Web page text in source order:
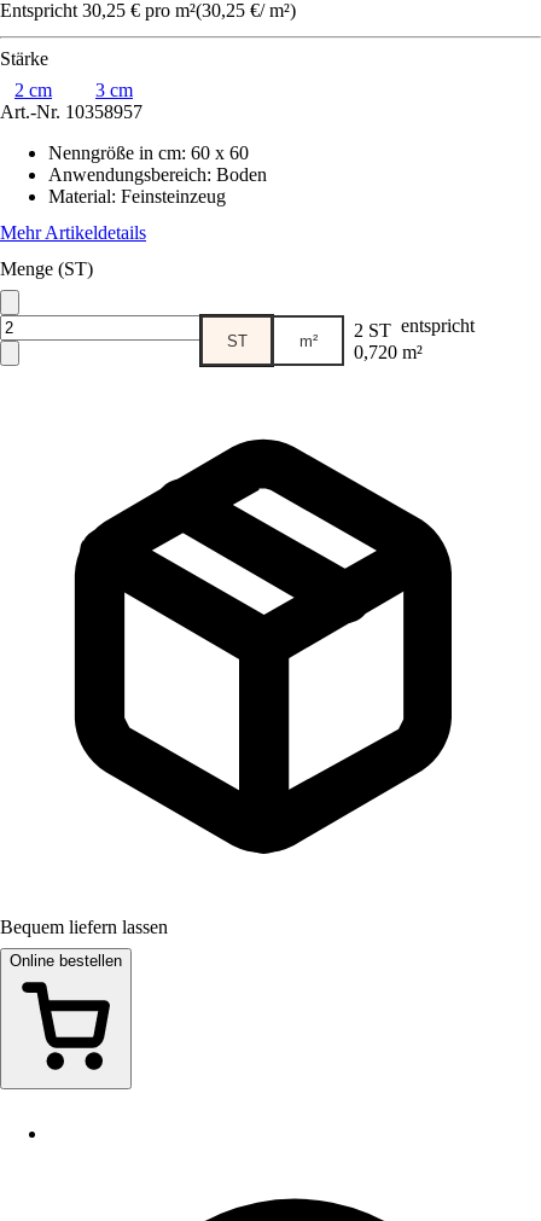
Entspricht 30,25 € pro m²(30,25 €/ m²)
Stärke
2 cm
3 cm
Art.-Nr. 10358957
Nenngröße in cm: 60 x 60
Anwendungsbereich: Boden
Material: Feinsteinzeug
Mehr Artikeldetails
Menge (ST)
ST m² 2 ST entspricht
0,720 m²
Bequem liefern lassen
Online bestellen